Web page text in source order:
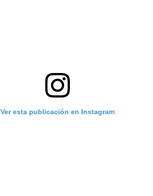
Ver esta publicación en Instagram